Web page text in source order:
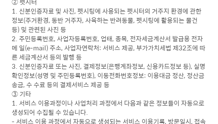
1. 신분인증자료 및 사진, 펫시팅에 사용되는 펫시터의 거주지 환경에 관한
정보(주거환경, 동반 거주자, 사육하는 반려동물, 펫시팅에 활용되는 물건
등) 및 관련된 사진 등
2. 주민등록번호, 사업자등록번호, 업태, 종목, 전자세금계산서 발급용 전자
메 일(e-mail) 주소, 사업자연락처: 서비스 제공, 부가가치세법 제32조에 따
른 세금계산서 등의 발행 등
3. 신분인증자료 또는 사진, 결제정보(은행계좌정보, 신용카드정보 등), 실명
확인정보(성명 및 주민등록번호), 이동전화번호정보: 이용대금 정산, 정산금
송금, 수 수료 등의 결제서비스 제공 등
③ 기타
1. 서비스 이용과정이나 사업처리 과정에서 다음과 같은 정보들이 자동으로
생성되어 수집될 수 있습니다.
- 서비스 이용 과정에서 자동으로 생성되는 서비스 이용기록, 방문일시, 접속